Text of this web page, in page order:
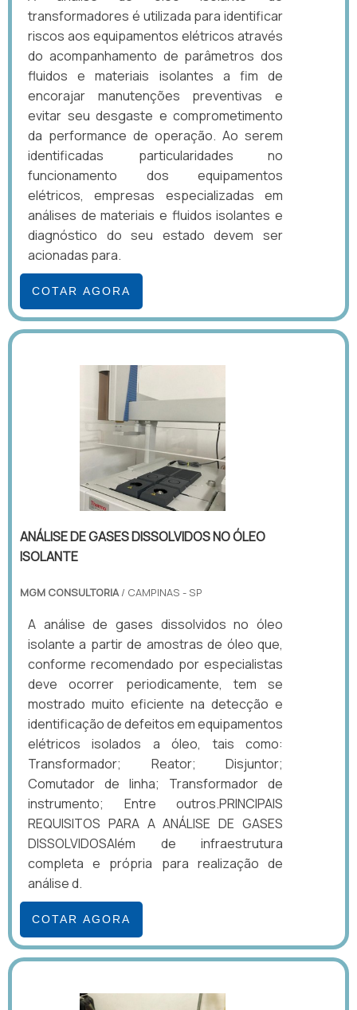
transformadores é utilizada para identificar
riscos aos equipamentos elétricos através
do acompanhamento de parâmetros dos
fluidos e materiais isolantes a fim de
encorajar manutenções preventivas e
evitar seu desgaste e comprometimento
da performance de operação. Ao serem
identificadas particularidades no
funcionamento dos equipamentos
elétricos, empresas especializadas em
análises de materiais e fluidos isolantes e
diagnóstico do seu estado devem ser
acionadas para.
COTAR AGORA
ANÁLISE DE GASES DISSOLVIDOS NO ÓLEO
ISOLANTE
MGM CONSULTORIA/ CAMPINAS - SP
A análise de gases dissolvidos no óleo
isolante a partir de amostras de óleo que,
conforme recomendado por especialistas
deve ocorrer periodicamente, tem se
mostrado muito eficiente na detecção e
identificação de defeitos em equipamentos
elétricos isolados a óleo, tais como:
Transformador; Reator; Disjuntor;
Comutador de linha; Transformador de
instrumento; Entre outros.PRINCIPAIS
REQUISITOS PARA A ANÁLISE DE GASES
DISSOLVIDOSAlém de infraestrutura
completa e própria para realização de
análise d.
COTAR AGORA